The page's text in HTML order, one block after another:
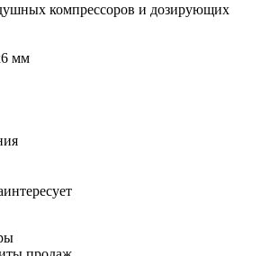
компрессоров и дозирующих
мм